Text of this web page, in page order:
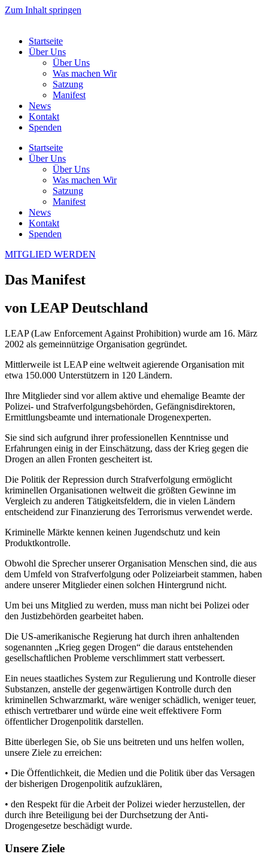
Zum Inhalt springen
Startseite
Über Uns
Über Uns
Was machen Wir
Satzung
Manifest
News
Kontakt
Spenden
Startseite
Über Uns
Über Uns
Was machen Wir
Satzung
Manifest
News
Kontakt
Spenden
MITGLIED WERDEN
Das Manifest
von LEAP Deutschland
LEAP (Law Enforcement Against Prohibition) wurde am 16. März
2002 als gemeinnützige Organisation gegründet.
Mittlerweile ist LEAP eine weltweit agierende Organisation mit
etwa 150.000 Unterstützern in 120 Ländern.
Ihre Mitglieder sind vor allem aktive und ehemalige Beamte der
Polizei- und Strafverfolgungsbehörden, Gefängnisdirektoren,
Ermittlungsbeamte und internationale Drogenexperten.
Sie sind sich aufgrund ihrer professionellen Kenntnisse und
Erfahrungen einig in der Einschätzung, dass der Krieg gegen die
Drogen an allen Fronten gescheitert ist.
Die Politik der Repression durch Strafverfolgung ermöglicht
kriminellen Organisationen weltweit die größten Gewinne im
Vergleich zu anderen Tätigkeitsfeldern, die in vielen Ländern
entscheidend zur Finanzierung des Terrorismus verwendet werde.
Kriminelle Märkte kennen keinen Jugendschutz und kein
Produktkontrolle.
Obwohl die Sprecher unserer Organisation Menschen sind, die aus
dem Umfeld von Strafverfolgung oder Polizeiarbeit stammen, haben
andere unserer Mitglieder einen solchen Hintergrund nicht.
Um bei uns Mitglied zu werden, muss man nicht bei Polizei oder
den Justizbehörden gearbeitet haben.
Die US-amerikanische Regierung hat durch ihren anhaltenden
sogenannten „Krieg gegen Drogen“ die daraus entstehenden
gesellschaftlichen Probleme verschlimmert statt verbessert.
Ein neues staatliches System zur Regulierung und Kontrolle dieser
Substanzen, anstelle der gegenwärtigen Kontrolle durch den
kriminellen Schwarzmarkt, wäre weniger schädlich, weniger teuer,
ethisch vertretbarer und würde eine weit effektivere Form
öffentlicher Drogenpolitik darstellen.
Bitte überlegen Sie, ob Sie uns beitreten und uns helfen wollen,
unsere Ziele zu erreichen:
• Die Öffentlichkeit, die Medien und die Politik über das Versagen
der bisherigen Drogenpolitik aufzuklären,
• den Respekt für die Arbeit der Polizei wieder herzustellen, der
durch ihre Beteiligung bei der Durchsetzung der Anti-
Drogengesetze beschädigt wurde.
Unsere Ziele